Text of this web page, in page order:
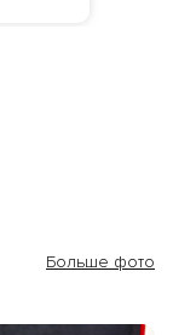
Больше фото